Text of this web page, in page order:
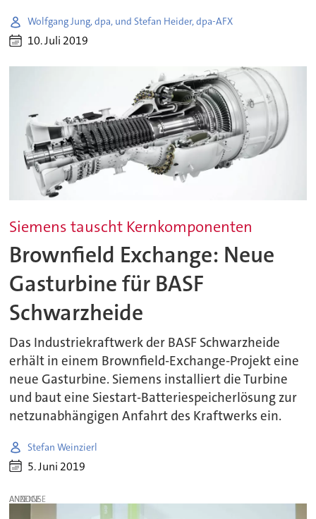
Wolfgang Jung, dpa, und Stefan Heider, dpa-AFX
10. Juli 2019
Siemens tauscht Kernkomponenten
Brownfield Exchange: Neue
Gasturbine für BASF
Schwarzheide
Das Industriekraftwerk der BASF Schwarzheide
erhält in einem Brownfield-Exchange-Projekt eine
neue Gasturbine. Siemens installiert die Turbine
und baut eine Siestart-Batteriespeicherlösung zur
netzunabhängigen Anfahrt des Kraftwerks ein.
Stefan Weinzierl
5. Juni 2019
ANZEIGE